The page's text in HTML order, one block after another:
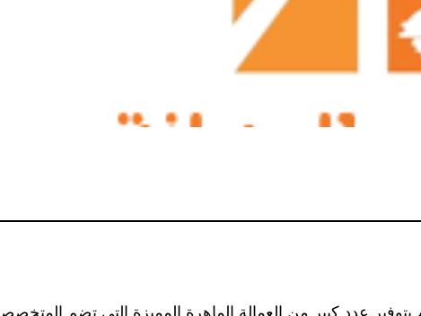
عدد كبير من العمالة الماهرة المميزة التي تضم